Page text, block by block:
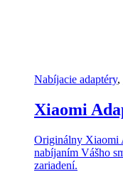
Nabíjacie adaptéry,
Xiaomi
Originálny Xiaomi
nabíjaním Vášho
zariadení.